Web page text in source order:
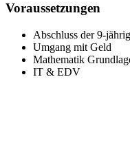
Voraussetzungen
Abschluss der 9-
Umgang mit Geld
Mathematik
IT & EDV